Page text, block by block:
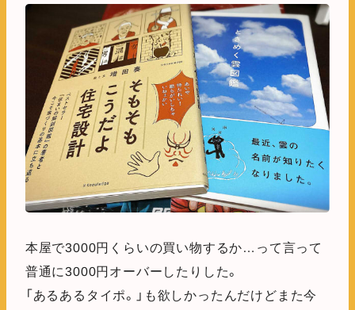
本屋で3000円くらいの買い物するか…って言って
普通に3000円オーバーしたりした。
「あるあるタイポ。」も欲しかったんだけどまた今